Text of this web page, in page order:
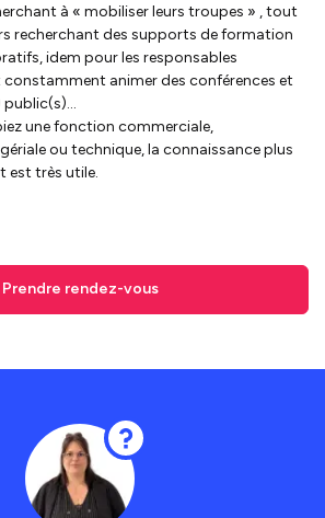
à « mobiliser leurs troupes » , tout
recherchant des supports de formation
idem pour les responsables
animer des conférences et
public(s)…
une fonction commerciale,
ou technique, la connaissance plus
est très utile.
Prendre rendez-vous